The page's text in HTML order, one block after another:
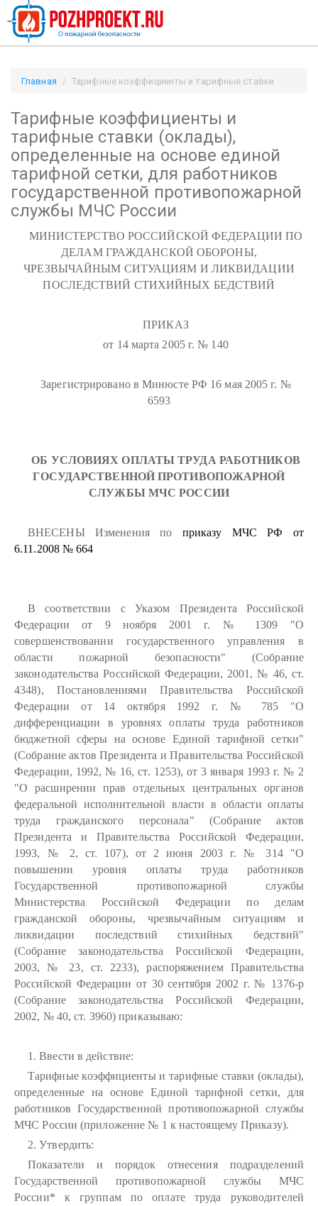
Главная
Тарифные коэффициенты и тарифные ставки
для работников государственной противопожарной службы
МЧС России / Pozhproekt.ru
Тарифные коэффициенты и
тарифные ставки (оклады),
определенные на основе единой
тарифной сетки, для работников
государственной противопожарной
службы МЧС России
МИНИСТЕРСТВО РОССИЙСКОЙ ФЕДЕРАЦИИ ПО
ДЕЛАМ ГРАЖДАНСКОЙ ОБОРОНЫ,
ЧРЕЗВЫЧАЙНЫМ СИТУАЦИЯМ И ЛИКВИДАЦИИ
ПОСЛЕДСТВИЙ СТИХИЙНЫХ БЕДСТВИЙ
ПРИКАЗ
от 14 марта 2005 г. № 140
Зарегистрировано в Минюсте РФ 16 мая 2005 г. №
6593
ОБ УСЛОВИЯХ ОПЛАТЫ ТРУДА РАБОТНИКОВ
ГОСУДАРСТВЕННОЙ ПРОТИВОПОЖАРНОЙ
СЛУЖБЫ МЧС РОССИИ
ВНЕСЕНЫ Изменения по приказу МЧС РФ от
6.11.2008 № 664
В соответствии с Указом Президента Российской
Федерации от 9 ноября 2001 г. № 1309 "О
совершенствовании государственного управления в
области пожарной безопасности" (Собрание
законодательства Российской Федерации, 2001, № 46, ст.
4348), Постановлениями Правительства Российской
Федерации от 14 октября 1992 г. № 785 "О
дифференциации в уровнях оплаты труда работников
бюджетной сферы на основе Единой тарифной сетки"
(Собрание актов Президента и Правительства Российской
Федерации, 1992, № 16, ст. 1253), от 3 января 1993 г. № 2
"О расширении прав отдельных центральных органов
федеральной исполнительной власти в области оплаты
труда гражданского персонала" (Собрание актов
Президента и Правительства Российской Федерации,
1993, № 2, ст. 107), от 2 июня 2003 г. № 314 "О
повышении уровня оплаты труда работников
Государственной противопожарной службы
Министерства Российской Федерации по делам
гражданской обороны, чрезвычайным ситуациям и
ликвидации последствий стихийных бедствий"
(Собрание законодательства Российской Федерации,
2003, № 23, ст. 2233), распоряжением Правительства
Российской Федерации от 30 сентября 2002 г. № 1376-р
(Собрание законодательства Российской Федерации,
2002, № 40, ст. 3960) приказываю:
1. Ввести в действие:
Тарифные коэффициенты и тарифные ставки (оклады),
определенные на основе Единой тарифной сетки, для
работников Государственной противопожарной службы
МЧС России (приложение № 1 к настоящему Приказу).
2. Утвердить:
Показатели и порядок отнесения подразделений
Государственной противопожарной службы МЧС
России* к группам по оплате труда руководителей